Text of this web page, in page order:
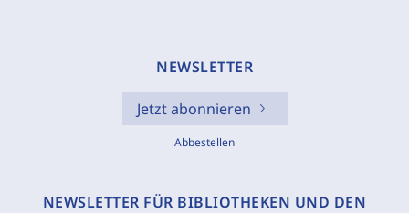
NEWSLETTER
Jetzt abonnieren
Abbestellen
NEWSLETTER FÜR BIBLIOTHEKEN UND DEN